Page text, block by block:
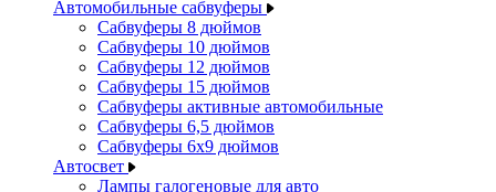
Автомобильные сабвуферы
Сабвуферы 8 дюймов
Сабвуферы 10 дюймов
Сабвуферы 12 дюймов
Сабвуферы 15 дюймов
Сабвуферы активные автомобильные
Сабвуферы 6,5 дюймов
Сабвуферы 6x9 дюймов
Автосвет
Лампы галогеновые для авто